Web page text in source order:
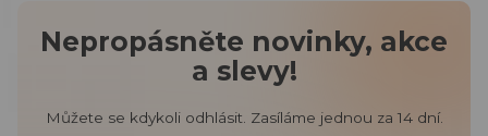
Nepropásněte novinky, akce
a slevy!
Můžete se kdykoli odhlásit. Zasíláme jednou za 14 dní.